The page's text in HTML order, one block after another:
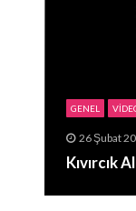
GENEL
26 Şubat
Kıvırcık